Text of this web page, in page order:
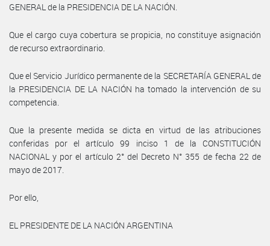
GENERAL de la PRESIDENCIA DE LA NACIÓN.
Que el cargo cuya cobertura se propicia, no constituye asignación
de recurso extraordinario.
Que el Servicio Jurídico permanente de la SECRETARÍA GENERAL de
la PRESIDENCIA DE LA NACIÓN ha tomado la intervención de su
competencia.
Que la presente medida se dicta en virtud de las atribuciones
conferidas por el artículo 99 inciso 1 de la CONSTITUCIÓN
NACIONAL y por el artículo 2° del Decreto N° 355 de fecha 22 de
mayo de 2017.
Por ello,
EL PRESIDENTE DE LA NACIÓN ARGENTINA